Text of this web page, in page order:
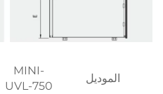
الموديل
MINI-
UVL-750